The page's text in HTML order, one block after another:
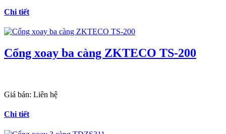
Chi tiết
Cổng xoay ba càng ZKTECO TS-200
Giá bán: Liên hệ
Chi tiết